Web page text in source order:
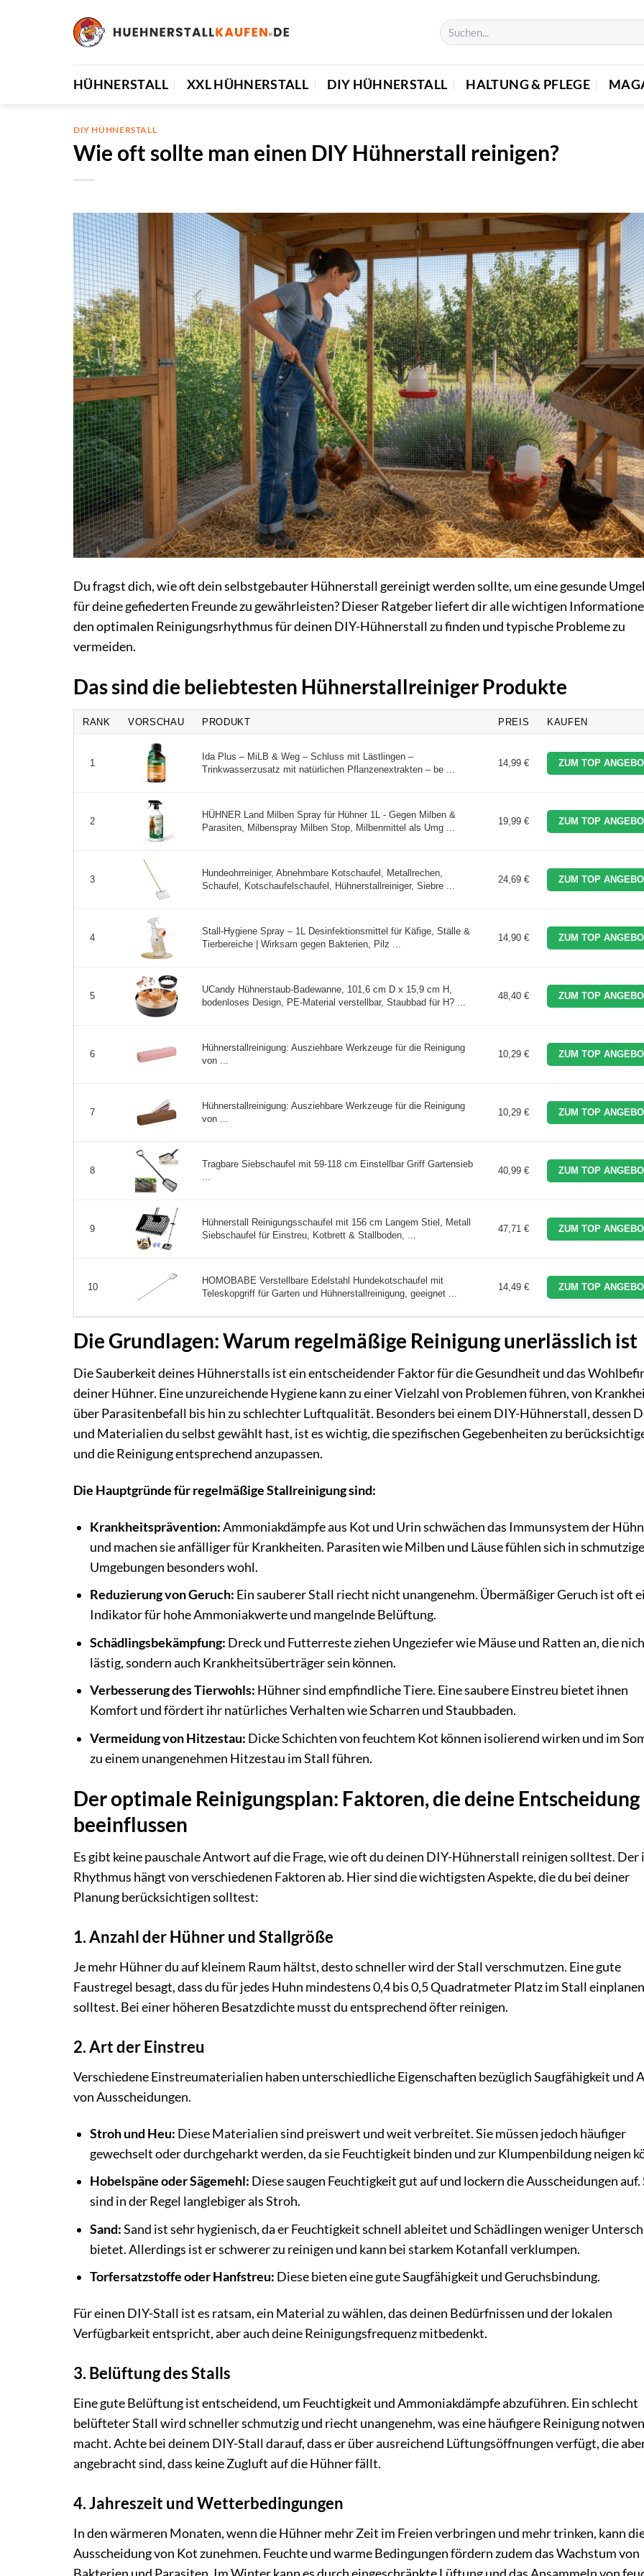
HÜHNERSTALL XXL HÜHNERSTALL DIY HÜHNERSTALL HALTUNG & PFLEGE
DIY HÜHNERSTALL
Wie oft sollte man einen DIY Hühnerstall reinigen?
Du fragst dich, wie oft dein selbstgebauter Hühnerstall gereinigt werden sollte, um eine gesunde
für deine gefiederten Freunde zu gewährleisten? Dieser Ratgeber liefert dir alle wichtigen
den optimalen Reinigungsrhythmus für deinen DIY-Hühnerstall zu finden und typische Probleme zu
vermeiden.
Das sind die beliebtesten Hühnerstallreiniger Produkte
RANK VORSCHAU PRODUKT PREIS KAUFEN
1
Ida Plus – MiLB & Weg – Schluss mit Lästlingen –
Trinkwasserzusatz mit natürlichen Pflanzenextrakten – be ...
14,99 € ZUM TOP
2
HÜHNER Land Milben Spray für Hühner 1L - Gegen Milben &
Parasiten, Milbenspray Milben Stop, Milbenmittel als Umg ...
19,99 € ZUM TOP
3
Hundeohrreiniger, Abnehmbare Kotschaufel, Metallrechen,
Schaufel, Kotschaufelschaufel, Hühnerstallreiniger, Siebre ...
24,69 € ZUM TOP
4
Stall-Hygiene Spray – 1L Desinfektionsmittel für Käfige, Ställe &
Tierbereiche | Wirksam gegen Bakterien, Pilz ...
14,90 € ZUM TOP
5
UCandy Hühnerstaub-Badewanne, 101,6 cm D x 15,9 cm H,
bodenloses Design, PE-Material verstellbar, Staubbad für H? ...
48,40 € ZUM TOP
6
Hühnerstallreinigung: Ausziehbare Werkzeuge für die Reinigung
von ...
10,29 € ZUM TOP
7
Hühnerstallreinigung: Ausziehbare Werkzeuge für die Reinigung
von ...
10,29 € ZUM TOP
8
Tragbare Siebschaufel mit 59-118 cm Einstellbar Griff Gartensieb
40,99 € ZUM TOP
9
Hühnerstall Reinigungsschaufel mit 156 cm Langem Stiel, Metall
Siebschaufel für Einstreu, Kotbrett & Stallboden, ...
47,71 € ZUM TOP
10
HOMOBABE Verstellbare Edelstahl Hundekotschaufel mit
Teleskopgriff für Garten und Hühnerstallreinigung, geeignet ...
14,49 € ZUM TOP
Die Grundlagen: Warum regelmäßige Reinigung unerlässlich ist
Die Sauberkeit deines Hühnerstalls ist ein entscheidender Faktor für die Gesundheit und das
deiner Hühner. Eine unzureichende Hygiene kann zu einer Vielzahl von Problemen führen, von
über Parasitenbefall bis hin zu schlechter Luftqualität. Besonders bei einem DIY-Hühnerstall, dessen
und Materialien du selbst gewählt hast, ist es wichtig, die spezifischen Gegebenheiten zu
und die Reinigung entsprechend anzupassen.
Die Hauptgründe für regelmäßige Stallreinigung sind:
Krankheitsprävention:Ammoniakdämpfe aus Kot und Urin schwächen das Immunsystem der
und machen sie anfälliger für Krankheiten. Parasiten wie Milben und Läuse fühlen sich in
Umgebungen besonders wohl.
Reduzierung von Geruch: Ein sauberer Stall riecht nicht unangenehm. Übermäßiger Geruch ist oft
Indikator für hohe Ammoniakwerte und mangelnde Belüftung.
Schädlingsbekämpfung: Dreck und Futterreste ziehen Ungeziefer wie Mäuse und Ratten an, die
lästig, sondern auch Krankheitsüberträger sein können.
Verbesserung des Tierwohls: Hühner sind empfindliche Tiere. Eine saubere Einstreu bietet ihnen
Komfort und fördert ihr natürliches Verhalten wie Scharren und Staubbaden.
Vermeidung von Hitzestau: Dicke Schichten von feuchtem Kot können isolierend wirken und im
zu einem unangenehmen Hitzestau im Stall führen.
Der optimale Reinigungsplan: Faktoren, die deine Entscheidung
beeinflussen
Es gibt keine pauschale Antwort auf die Frage, wie oft du deinen DIY-Hühnerstall reinigen solltest. Der
Rhythmus hängt von verschiedenen Faktoren ab. Hier sind die wichtigsten Aspekte, die du bei deiner
Planung berücksichtigen solltest:
1. Anzahl der Hühner und Stallgröße
Je mehr Hühner du auf kleinem Raum hältst, desto schneller wird der Stall verschmutzen. Eine gute
Faustregel besagt, dass du für jedes Huhn mindestens 0,4 bis 0,5 Quadratmeter Platz im Stall einplanen
solltest. Bei einer höheren Besatzdichte musst du entsprechend öfter reinigen.
2. Art der Einstreu
Verschiedene Einstreumaterialien haben unterschiedliche Eigenschaften bezüglich Saugfähigkeit und
von Ausscheidungen.
Stroh und Heu: Diese Materialien sind preiswert und weit verbreitet. Sie müssen jedoch häufiger
gewechselt oder durchgeharkt werden, da sie Feuchtigkeit binden und zur Klumpenbildung neigen
Hobelspäne oder Sägemehl: Diese saugen Feuchtigkeit gut auf und lockern die Ausscheidungen auf.
sind in der Regel langlebiger als Stroh.
Sand:Sand ist sehr hygienisch, da er Feuchtigkeit schnell ableitet und Schädlingen weniger
bietet. Allerdings ist er schwerer zu reinigen und kann bei starkem Kotanfall verklumpen.
Torfersatzstoffe oder Hanfstreu: Diese bieten eine gute Saugfähigkeit und Geruchsbindung.
Für einen DIY-Stall ist es ratsam, ein Material zu wählen, das deinen Bedürfnissen und der lokalen
Verfügbarkeit entspricht, aber auch deine Reinigungsfrequenz mitbedenkt.
3. Belüftung des Stalls
Eine gute Belüftung ist entscheidend, um Feuchtigkeit und Ammoniakdämpfe abzuführen. Ein schlecht
belüfteter Stall wird schneller schmutzig und riecht unangenehm, was eine häufigere Reinigung
macht. Achte bei deinem DIY-Stall darauf, dass er über ausreichend Lüftungsöffnungen verfügt, die
angebracht sind, dass keine Zugluft auf die Hühner fällt.
4. Jahreszeit und Wetterbedingungen
In den wärmeren Monaten, wenn die Hühner mehr Zeit im Freien verbringen und mehr trinken, kann
Ausscheidung von Kot zunehmen. Feuchte und warme Bedingungen fördern zudem das Wachstum von